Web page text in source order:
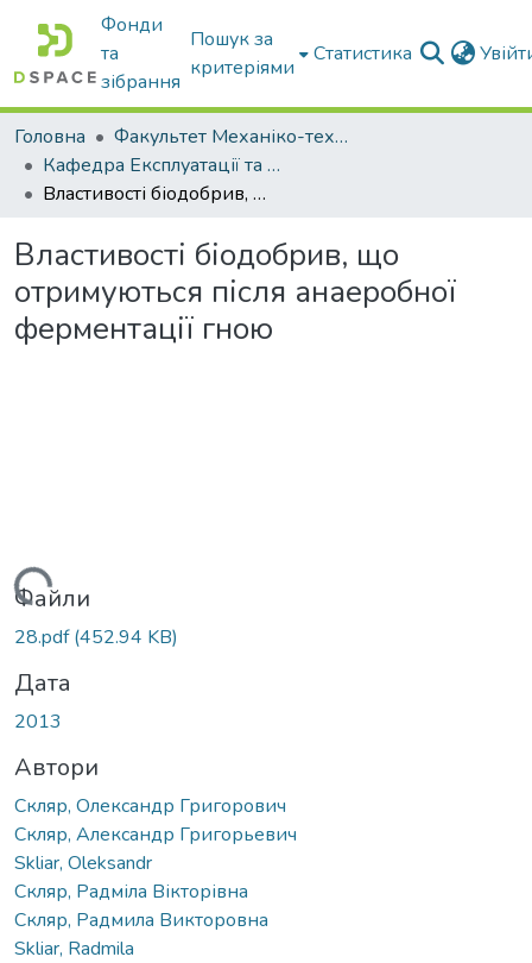
Фонди
та
зібрання
Пошук за
критеріями
Статистика
Головна
Факультет Механіко-технологічний
Кафедра Експлуатації та технічного сервісу машин
Властивості біодобрив, що отримуються після анаеробної ферментації гною
Властивості біодобрив, що
отримуються після анаеробної
ферментації гною
Вантажиться...
Файли
28.pdf(452.94 KB)
Дата
2013
Автори
Скляр, Олександр Григорович
Скляр, Александр Григорьевич
Skliar, Oleksandr
Скляр, Радміла Вікторівна
Скляр, Радмила Викторовна
Skliar, Radmila